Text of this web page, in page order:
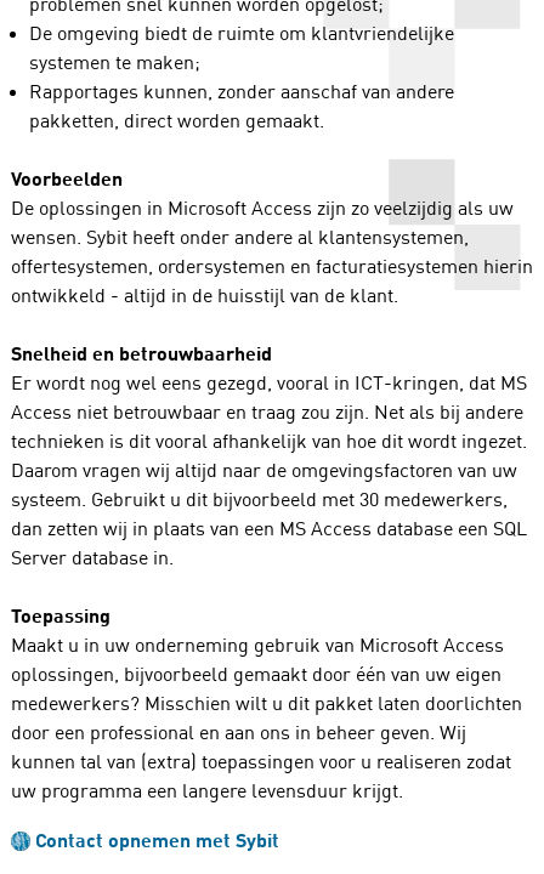
problemen snel kunnen worden opgelost;
De omgeving biedt de ruimte om klantvriendelijke
systemen te maken;
Rapportages kunnen, zonder aanschaf van andere
pakketten, direct worden gemaakt.
Voorbeelden
De oplossingen in Microsoft Access zijn zo veelzijdig als uw
wensen. Sybit heeft onder andere al klantensystemen,
offertesystemen, ordersystemen en facturatiesystemen hierin
ontwikkeld - altijd in de huisstijl van de klant.
Snelheid en betrouwbaarheid
Er wordt nog wel eens gezegd, vooral in ICT-kringen, dat MS
Access niet betrouwbaar en traag zou zijn. Net als bij andere
technieken is dit vooral afhankelijk van hoe dit wordt ingezet.
Daarom vragen wij altijd naar de omgevingsfactoren van uw
systeem. Gebruikt u dit bijvoorbeeld met 30 medewerkers,
dan zetten wij in plaats van een MS Access database een SQL
Server database in.
Toepassing
Maakt u in uw onderneming gebruik van Microsoft Access
oplossingen, bijvoorbeeld gemaakt door één van uw eigen
medewerkers? Misschien wilt u dit pakket laten doorlichten
door een professional en aan ons in beheer geven. Wij
kunnen tal van (extra) toepassingen voor u realiseren zodat
uw programma een langere levensduur krijgt.
Contact opnemen met Sybit